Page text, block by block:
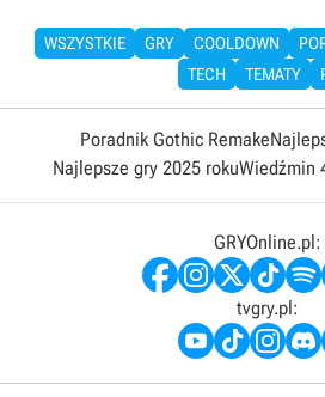
WSZYSTKIE GRY COOLDOWN
TECH
TEMATY
Poradnik Gothic Remake
Najlepsze gry 2025 rokuWiedźmin
GRYOnline.pl:
tvgry.pl: